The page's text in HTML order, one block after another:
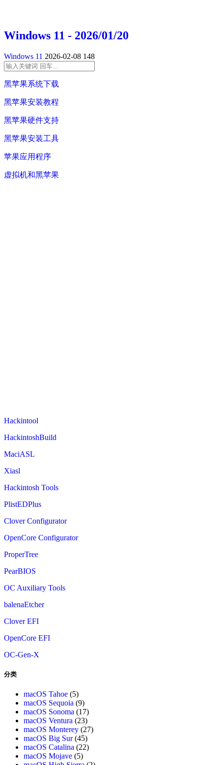
Windows 11 - 2026/01/20
Windows 11 2026-02-08 148
黑苹果系统下载
黑苹果安装教程
黑苹果硬件支持
黑苹果安装工具
苹果应用程序
虚拟机和黑苹果
Hackintool
HackintoshBuild
MaciASL
Xiasl
Hackintosh Tools
PlistEDPlus
Clover Configurator
OpenCore Configurator
ProperTree
PearBIOS
OC Auxiliary Tools
balenaEtcher
Clover EFI
OpenCore EFI
OC-Gen-X
分类
macOS Tahoe (5)
macOS Sequoia (9)
macOS Sonoma (17)
macOS Ventura (23)
macOS Monterey (27)
macOS Big Sur(45)
macOS Catalina (22)
macOS Mojave (5)